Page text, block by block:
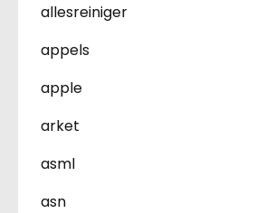
allesreiniger
appels
apple
arket
asml
asn